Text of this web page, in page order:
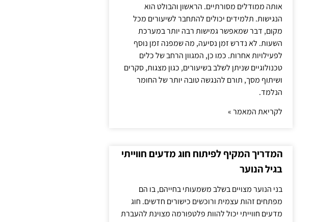
אותה ממודלים מסורתיים. הראשון והבולט הוא
הנגישות. תלמידים יכולים להתחבר לשיעורים מכל
מקום, דבר שמאפשר גמישות רבה יותר במערכת
השעות. לא נדרש זמן נסיעה, מה שמפנה זמן נוסף
לפעילויות אחרות. כמו כן, המגוון הרחב של כלים
טכנולוגיים שניתן לשלב בשיעורים, כגון מצגות, סקרים
ושיתוף מסך, תורם להנגשה טובה יותר של החומר
הנלמד.
לקריאת המאמר »
המדריך המקיף לפיתוח חוג מדעים חווייתי
בגיל הנוער
בני הנוער מצויים בשלב משמעותי בחייהם, בו הם
מפתחים זהות עצמית ורוכשים כישורים חדשים. חוג
מדעים חווייתי יכול להוות פלטפורמה מצוינת להעברת